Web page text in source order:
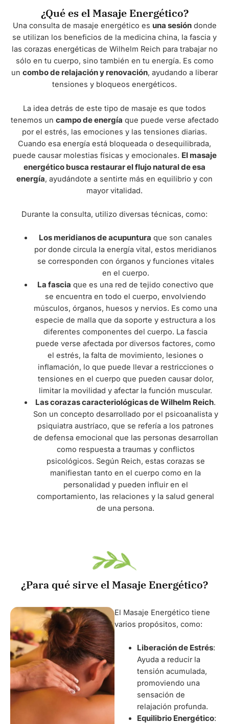
¿Qué es el Masaje Energético?
Una consulta de masaje energético es una sesióndonde
se utilizan los beneficios de la medicina china, la fascia y
las corazas energéticas de Wilhelm Reich para trabajar no
sólo en tu cuerpo, sino también en tu energía. Es como
un combo de relajación y renovación, ayudando a liberar
tensiones y bloqueos energéticos.
La idea detrás de este tipo de masaje es que todos
tenemos un campo de energía que puede verse afectado
por el estrés, las emociones y las tensiones diarias.
Cuando esa energía está bloqueada o desequilibrada,
puede causar molestias físicas y emocionales. El masaje
energético busca restaurar el flujo natural de esa
energía, ayudándote a sentirte más en equilibrio y con
mayor vitalidad.
Durante la consulta, utilizo diversas técnicas, como:
Los meridianos de acupuntura que son canales
por donde circula la energía vital, estos meridianos
se corresponden con órganos y funciones vitales
en el cuerpo.
La fascia que es una red de tejido conectivo que
se encuentra en todo el cuerpo, envolviendo
músculos, órganos, huesos y nervios. Es como una
especie de malla que da soporte y estructura a los
diferentes componentes del cuerpo. La fascia
puede verse afectada por diversos factores, como
el estrés, la falta de movimiento, lesiones o
inflamación, lo que puede llevar a restricciones o
tensiones en el cuerpo que pueden causar dolor,
limitar la movilidad y afectar la función muscular.
Las corazas caracteriológicas de Wilhelm Reich.
Son un concepto desarrollado por el psicoanalista y
psiquiatra austríaco, que se refería a los patrones
de defensa emocional que las personas desarrollan
como respuesta a traumas y conflictos
psicológicos. Según Reich, estas corazas se
manifiestan tanto en el cuerpo como en la
personalidad y pueden influir en el
comportamiento, las relaciones y la salud general
de una persona.
¿Para qué sirve el Masaje Energético?
El Masaje Energético tiene
varios propósitos, como:
Liberación de Estrés:
Ayuda a reducir la
tensión acumulada,
promoviendo una
sensación de
relajación profunda.
Equilibrio Energético: